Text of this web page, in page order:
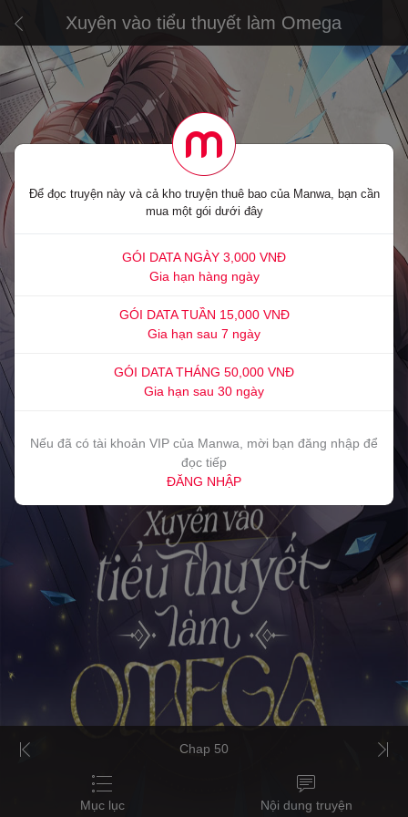
Xuyên vào tiểu thuyết làm Omega
Chap 50
Mục lục Nội dung truyện
Để đọc truyện này và cả kho truyện thuê bao của Manwa, bạn cần
mua một gói dưới đây
GÓI DATA NGÀY 3,000 VNĐ
Gia hạn hàng ngày
GÓI DATA TUẦN 15,000 VNĐ
Gia hạn sau 7 ngày
GÓI DATA THÁNG 50,000 VNĐ
Gia hạn sau 30 ngày
Nếu đã có tài khoản VIP của Manwa, mời bạn đăng nhập để
đọc tiếp
ĐĂNG NHẬP